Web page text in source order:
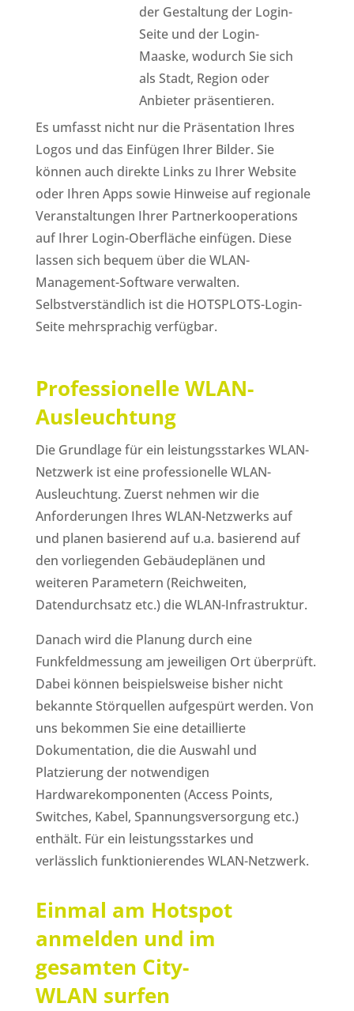
der Gestaltung der Login-
Seite und der Login-
Maaske, wodurch Sie sich
als Stadt, Region oder
Anbieter präsentieren.
Es umfasst nicht nur die Präsentation Ihres
Logos und das Einfügen Ihrer Bilder. Sie
können auch direkte Links zu Ihrer Website
oder Ihren Apps sowie Hinweise auf regionale
Veranstaltungen Ihrer Partnerkooperations
auf Ihrer Login-Oberfläche einfügen. Diese
lassen sich bequem über die WLAN-
Management-Software verwalten.
Selbstverständlich ist die HOTSPLOTS-Login-
Seite mehrsprachig verfügbar.
Professionelle WLAN-
Ausleuchtung
Die Grundlage für ein leistungsstarkes WLAN-
Netzwerk ist eine professionelle WLAN-
Ausleuchtung. Zuerst nehmen wir die
Anforderungen Ihres WLAN-Netzwerks auf
und planen basierend auf u.a. basierend auf
den vorliegenden Gebäudeplänen und
weiteren Parametern (Reichweiten,
Datendurchsatz etc.) die WLAN-Infrastruktur.
Danach wird die Planung durch eine
Funkfeldmessung am jeweiligen Ort überprüft.
Dabei können beispielsweise bisher nicht
bekannte Störquellen aufgespürt werden. Von
uns bekommen Sie eine detaillierte
Dokumentation, die die Auswahl und
Platzierung der notwendigen
Hardwarekomponenten (Access Points,
Switches, Kabel, Spannungsversorgung etc.)
enthält. Für ein leistungsstarkes und
verlässlich funktionierendes WLAN-Netzwerk.
Einmal am Hotspot
anmelden und im
gesamten City-
WLAN surfen